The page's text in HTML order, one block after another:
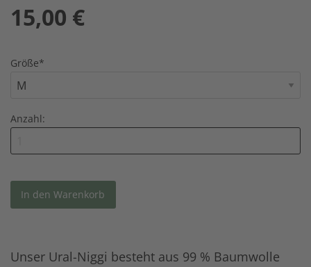
15,00 €
Größe*
Anzahl:
Unser Ural-Niggi besteht aus 99 % Baumwolle